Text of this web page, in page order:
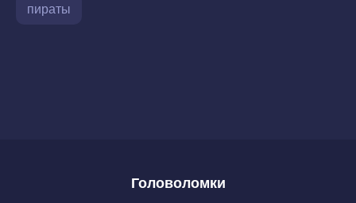
пираты
Головоломки